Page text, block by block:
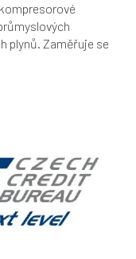
plynů. Zaměřuje se